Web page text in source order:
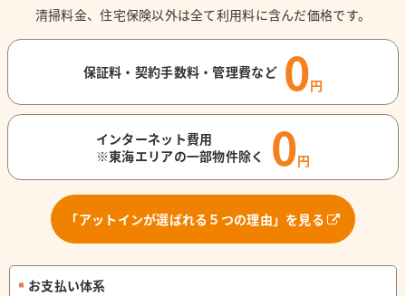
清掃料金、住宅保険以外は全て利用料に含んだ価格です。
保証料・契約手数料・管理費など 0円
インターネット費用
※東海エリアの一部物件除く
0円
「アットインが選ばれる５つの理由」を見る
お支払い体系